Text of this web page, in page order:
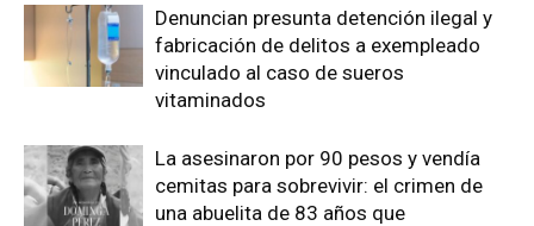
Denuncian presunta detención ilegal y
fabricación de delitos a exempleado
vinculado al caso de sueros
vitaminados
La asesinaron por 90 pesos y vendía
cemitas para sobrevivir: el crimen de
una abuelita de 83 años que